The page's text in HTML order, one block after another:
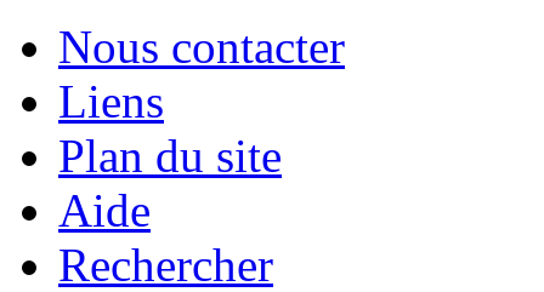
Nous contacter
Liens
Plan du site
Aide
Rechercher